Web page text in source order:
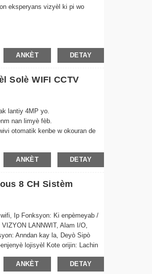
eksperyans vizyèl ki pi wo
an etenn.
ANKÈT DETAY
Solè WIFI CCTV
lantiy 4MP yo.
nan limyè fèb.
otomatik kenbe w okouran de
sa ki fè li pafè pou
ANKÈT DETAY
8 CH Sistèm
Ip Fonksyon: Ki enpèmeyab /
LANNWIT, Alam I/O,
Anndan kay la, Deyò Sipò
lojisyèl Kote orijin: Lachin
ANKÈT
DETAY